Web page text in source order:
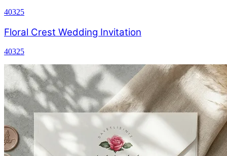
40325
Floral Crest Wedding Invitation
40325